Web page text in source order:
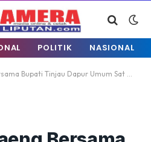
POLITIK NASIONAL
Tinjau Dapur Umum Sat Brimob Polda Sulsel